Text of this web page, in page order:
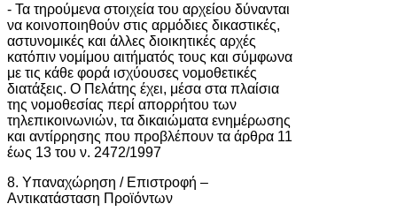
- Τα τηρούμενα στοιχεία του αρχείου δύνανται
να κοινοποιηθούν στις αρμόδιες δικαστικές,
αστυνομικές και άλλες διοικητικές αρχές
κατόπιν νομίμου αιτήματός τους και σύμφωνα
με τις κάθε φορά ισχύουσες νομοθετικές
διατάξεις. Ο Πελάτης έχει, μέσα στα πλαίσια
της νομοθεσίας περί απορρήτου των
τηλεπικοινωνιών, τα δικαιώματα ενημέρωσης
και αντίρρησης που προβλέπουν τα άρθρα 11
έως 13 του ν. 2472/1997
8. Υπαναχώρηση / Επιστροφή –
Αντικατάσταση Προϊόντων